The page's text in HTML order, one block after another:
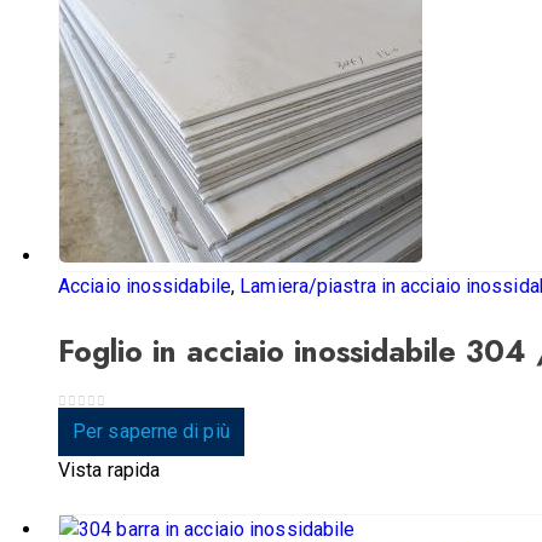
Acciaio inossidabile, Lamiera/piastra in acciaio
Foglio in acciaio inossidabile
Per saperne di più
Vista rapida